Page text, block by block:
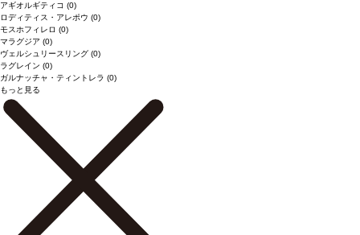
アギオルギティコ (0)
ロディティス・アレポウ (0)
モスホフィレロ (0)
マラグジア (0)
ヴェルシュリースリング (0)
ラグレイン (0)
ガルナッチャ・ティントレラ (0)
もっと見る